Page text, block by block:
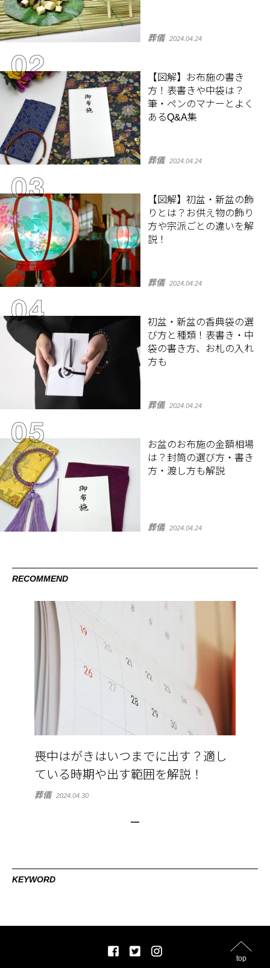
葬儀 2024.04.24
【図解】お布施の書き
方！表書きや中袋は？
筆・ペンのマナーとよく
あるQ&A集
葬儀 2024.04.24
【図解】初盆・新盆の飾
りとは？お供え物の飾り
方や宗派ごとの違いを解
説！
葬儀 2024.04.24
初盆・新盆の香典袋の選
び方と種類！表書き・中
袋の書き方、お札の入れ
方も
葬儀 2024.04.24
お盆のお布施の金額相場
は？封筒の選び方・書き
方・渡し方も解説
葬儀 2024.04.24
RECOMMEND
喪中はがきはいつまでに出す？適し
ている時期や出す範囲を解説！
葬儀 2024.04.30
KEYWORD
top